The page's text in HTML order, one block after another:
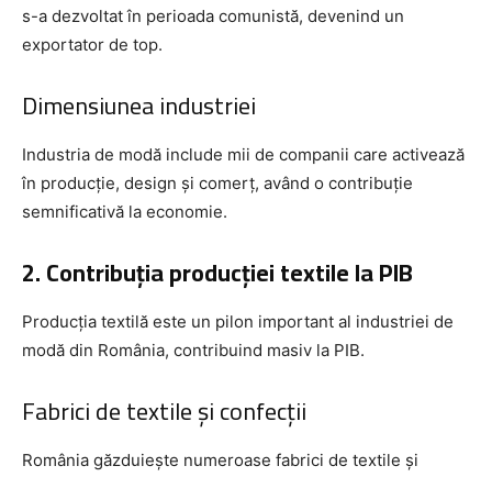
s-a dezvoltat în perioada comunistă, devenind un
exportator de top.
Dimensiunea industriei
Industria de modă include mii de companii care activează
în producție, design și comerț, având o contribuție
semnificativă la economie.
2. Contribuția producției textile la PIB
Producția textilă este un pilon important al industriei de
modă din România, contribuind masiv la PIB.
Fabrici de textile și confecții
România găzduiește numeroase fabrici de textile și